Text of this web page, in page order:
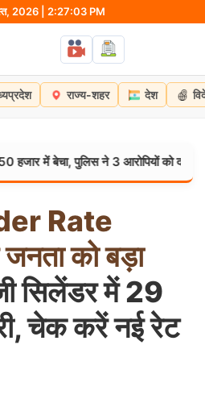
2026 | 2:27:04 PM
राज्य-शहर देश
ने 3 आरोपियों को दबोचा छत्तीसगढ़:
Rate
जनताकोबड़ा
सिलेंडर में 29
चेक करें नई रेट